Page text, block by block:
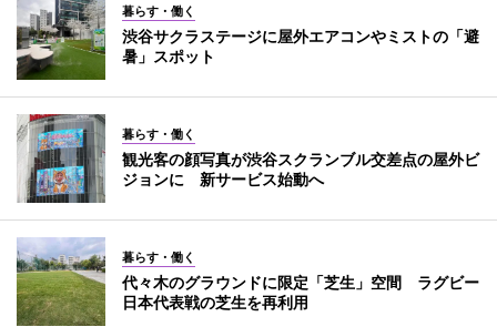
暮らす・働く
渋谷サクラステージに屋外エアコンやミストの「避
暑」スポット
暮らす・働く
観光客の顔写真が渋谷スクランブル交差点の屋外ビ
ジョンに 新サービス始動へ
暮らす・働く
代々木のグラウンドに限定「芝生」空間 ラグビー
日本代表戦の芝生を再利用